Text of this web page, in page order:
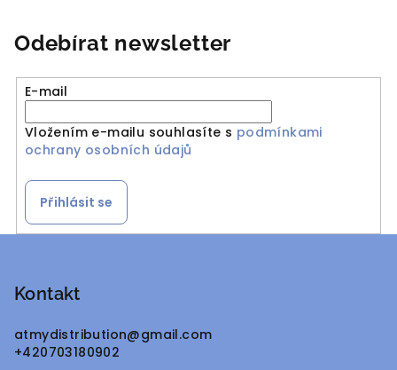
Odebírat newsletter
E-mail
Vložením e-mailu souhlasíte s podmínkami
ochrany osobních údajů
Přihlásit se
Kontakt
atmydistribution@gmail.com
+420703180902